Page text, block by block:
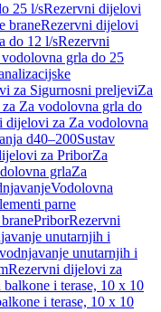
25 l/sRezervni dijelovi
braneRezervni dijelovi
do 12 l/sRezervni
grla do 25
za Sigurnosni preljeviZa
Za vodolovna grla do
dijelovi za Za vodolovna
d40–200Sustav
za PriborZa
grlaZa
Vodolovna
parne
PriborRezervni
unutarnjih i
unutarnjih i
Rezervni dijelovi za
i terase, 10 x 10
i terase, 10 x 10